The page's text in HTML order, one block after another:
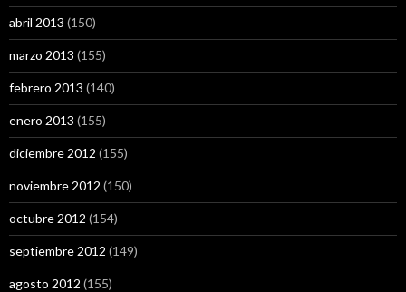
abril 2013 (150)
marzo 2013 (155)
febrero 2013 (140)
enero 2013 (155)
diciembre 2012 (155)
noviembre 2012 (150)
octubre 2012 (154)
septiembre 2012 (149)
agosto 2012 (155)